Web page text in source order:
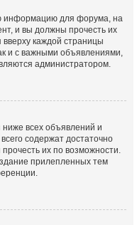
информацию для форума, на
и вы должны прочесть их
каждой страницы
и с важными объявлениями,
администратором.
всех объявлений и
содержат достаточно
их по возможности.
прилепленных тем